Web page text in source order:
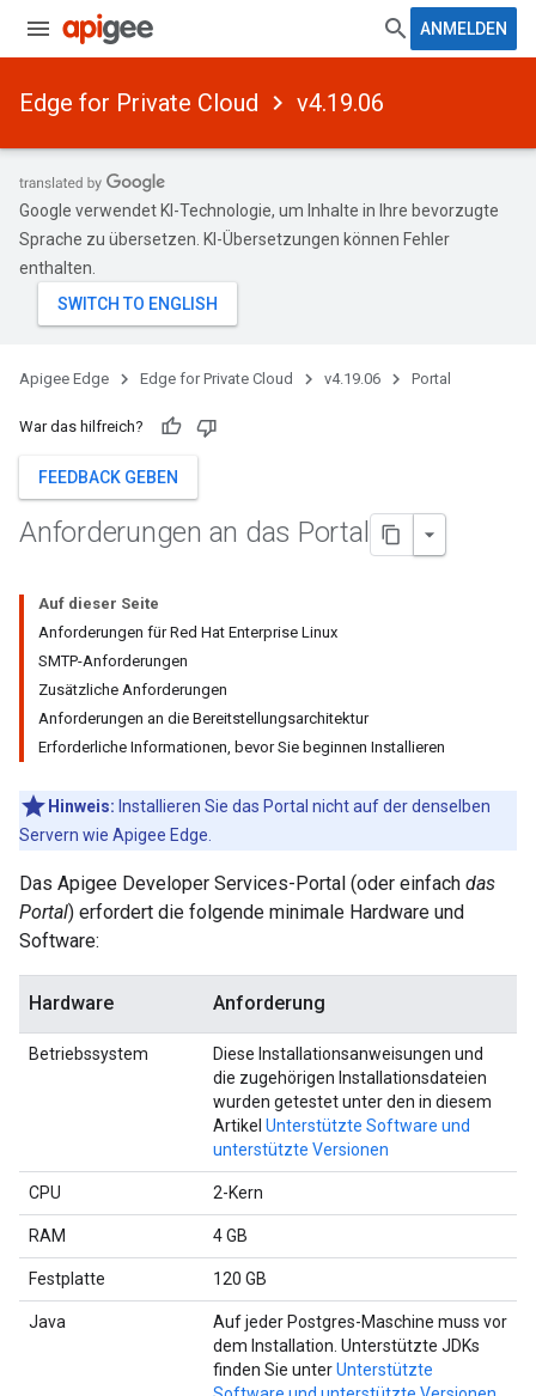
ANMELDEN
Edge for Private Cloud v4.19.06
Google verwendet KI-Technologie, um Inhalte in Ihre bevorzugte
Sprache zu übersetzen. KI-Übersetzungen können Fehler
enthalten.
Apigee Edge Edge for Private Cloud v4.19.06 Portal
War das hilfreich?
FEEDBACK GEBEN
Anforderungen an das Portal
Auf dieser Seite
Anforderungen für Red Hat Enterprise Linux
SMTP-Anforderungen
Zusätzliche Anforderungen
Anforderungen an die Bereitstellungsarchitektur
Erforderliche Informationen, bevor Sie beginnen Installieren
Hinweis: Installieren Sie das Portal nicht auf der denselben
Servern wie Apigee Edge.
Das Apigee Developer Services-Portal (oder einfach das
Portal) erfordert die folgende minimale Hardware und
Software:
Hardware Anforderung
Betriebssystem
Diese Installationsanweisungen und
die zugehörigen Installationsdateien
wurden getestet unter den in diesem
Artikel Unterstützte Software und
unterstützte Versionen
CPU 2-Kern
RAM 4 GB
Festplatte 120 GB
Java
Auf jeder Postgres-Maschine muss vor
dem Installation. Unterstützte JDKs
finden Sie unterUnterstützte